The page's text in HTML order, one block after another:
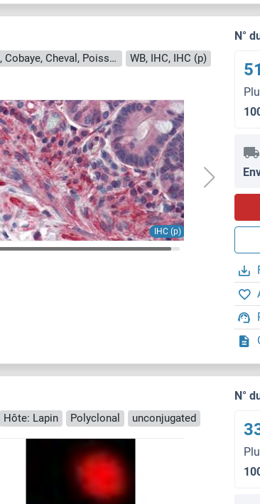
Reactivité: Humain, Souris, Rat, Boeuf (Vache), Cobaye, Cheval, Poisson zèbre (Danio rerio), Lapin, Porc, Singe
WB, IHC, IHC (p)
IHC (p)
N°
Hôte: Lapin Polyclonal unconjugated
N°